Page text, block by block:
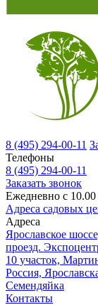
8 (495) 294-00-11
Телефоны
8 (495) 294-00-11
Заказать звонок
Ежедневно с 10.00
Адреса садовых
Адреса
Ярославское
проезд.
10 участок,
Россия,
Семендяйка
Контакты